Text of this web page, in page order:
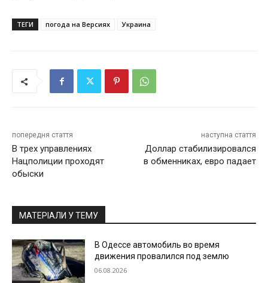
ТЕГИ погода на Версиях Украина
попередня стаття
В трех управлениях
Нацполиции проходят
обыски
наступна стаття
Доллар стабилизировался
в обменниках, евро падает
МАТЕРІАЛИ У ТЕМУ
В Одессе автомобиль во время
движения провалился под землю
06.08.2026